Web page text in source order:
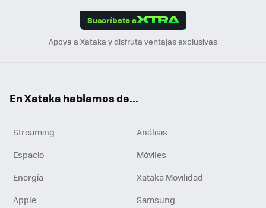
Suscríbete a
Apoya a Xataka y disfruta ventajas exclusivas
En Xataka hablamos de...
Streaming
Análisis
Espacio
Móviles
Energía
Xataka Movilidad
Apple
Samsung